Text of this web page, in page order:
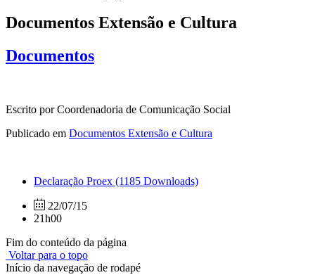
Documentos Extensão e Cultura
Documentos
Escrito por Coordenadoria de Comunicação Social
Publicado em Documentos Extensão e Cultura
Declaração Proex (1185 Downloads)
22/07/15
21h00
Fim do conteúdo da página
Voltar para o topo
Início da navegação de rodapé